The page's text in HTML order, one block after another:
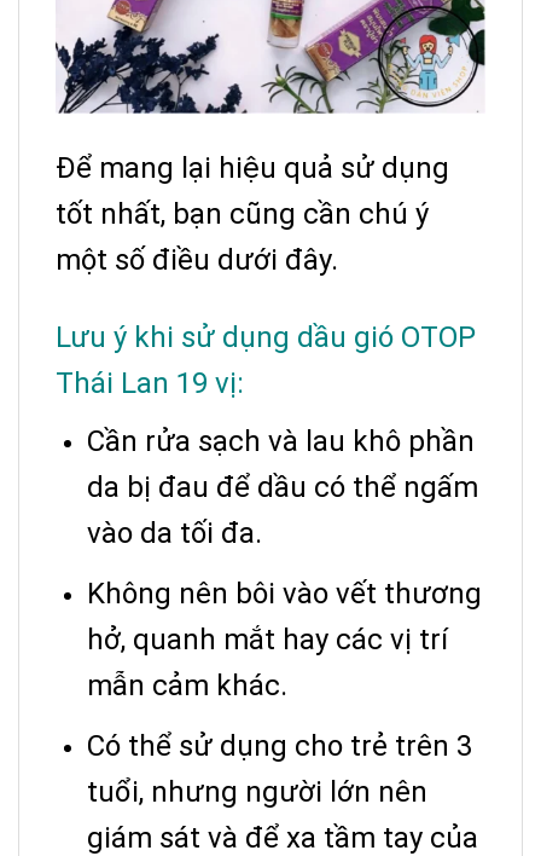
Để mang lại hiệu quả sử dụng
tốt nhất, bạn cũng cần chú ý
một số điều dưới đây.
Lưu ý khi sử dụng dầu gió OTOP
Thái Lan 19 vị:
Cần rửa sạch và lau khô phần
da bị đau để dầu có thể ngấm
vào da tối đa.
Không nên bôi vào vết thương
hở, quanh mắt hay các vị trí
mẫn cảm khác.
Có thể sử dụng cho trẻ trên 3
tuổi, nhưng người lớn nên
giám sát và để xa tầm tay của